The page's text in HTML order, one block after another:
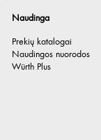
Naudinga
Prekių katalogai
Naudingos nuorodos
Würth Plus